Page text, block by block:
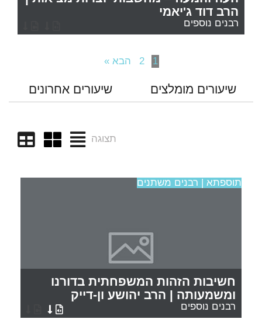
הרב דוד ג'יאמי
רבנים נוספים
1
2 הבא »
שיעורים מומלצים שיעורים אחרונים
תצוגה
תוספתא | רבנים משתנים
חשיבות הזהות המשפחתית בדורנו
ומשמעותה | הרב יהושע ון-דייק
רבנים נוספים